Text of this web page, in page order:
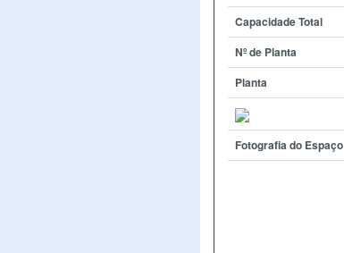
Capacidade Total
Nº de Planta
Planta
Fotografia do Espaço